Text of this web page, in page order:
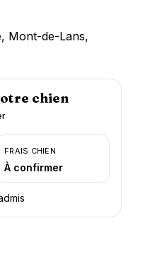
Mont-de-Lans,
chien
FRAIS CHIEN
À confirmer